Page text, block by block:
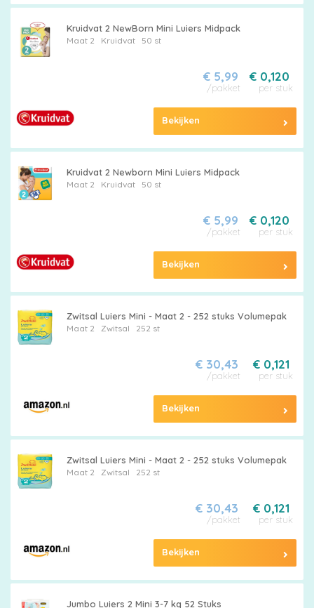
Kruidvat 2 NewBorn Mini Luiers Midpack
Maat 2 Kruidvat 50 st
€ 0,120
per stuk
€ 5,99
/pakket
Bekijken
Kruidvat 2 Newborn Mini Luiers Midpack
Maat 2 Kruidvat 50 st
€ 0,120
per stuk
€ 5,99
/pakket
Bekijken
Zwitsal Luiers Mini - Maat 2 - 252 stuks Volumepak
Maat 2 Zwitsal 252 st
€ 0,121
per stuk
€ 30,43
/pakket
Bekijken
Zwitsal Luiers Mini - Maat 2 - 252 stuks Volumepak
Maat 2 Zwitsal 252 st
€ 0,121
per stuk
€ 30,43
/pakket
Bekijken
Jumbo Luiers 2 Mini 3-7 kg 52 Stuks